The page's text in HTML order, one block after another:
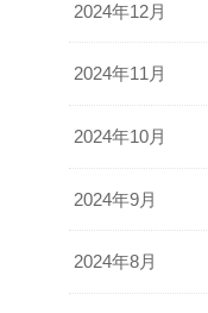
2024年12月
2024年11月
2024年10月
2024年9月
2024年8月